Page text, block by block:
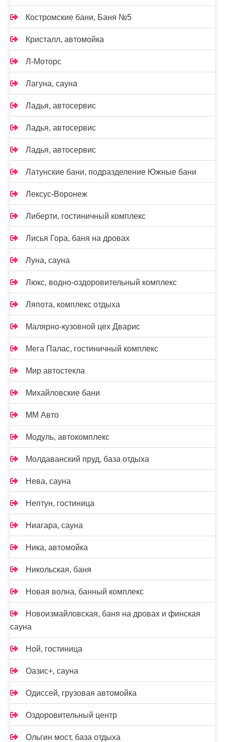
Костромские бани, Баня №5
Кристалл, автомойка
Л-Моторс
Лагуна, сауна
Ладья, автосервис
Ладья, автосервис
Ладья, автосервис
Латунские бани, подразделение Южные бани
Лексус-Воронеж
Либерти, гостиничный комплекс
Лисья Гора, баня на дровах
Луна, сауна
Люкс, водно-оздоровительный комплекс
Ляпота, комплекс отдыха
Малярно-кузовной цех Дварис
Мега Палас, гостиничный комплекс
Мир автостекла
Михайловские бани
ММ Авто
Модуль, автокомплекс
Молдаванский пруд, база отдыха
Нева, сауна
Нептун, гостиница
Ниагара, сауна
Ника, автомойка
Никольская, баня
Новая волна, банный комплекс
Новоизмайловская, баня на дровах и финская
сауна
Ной, гостиница
Оазис+, сауна
Одиссей, грузовая автомойка
Оздоровительный центр
Ольгин мост, база отдыха